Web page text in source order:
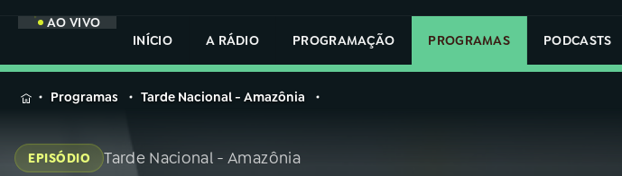
AO VIVO
INÍCIO
A RÁDIO PROGRAMAÇÃO PROGRAMAS PODCASTS
MENU
na
Rádio
Programas Tarde Nacional - Amazônia
EPISÓDIO Tarde Nacional - Amazônia